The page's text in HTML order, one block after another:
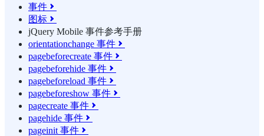
事件 
图标 
jQuery Mobile 事件参考手册
orientationchange 事件 
pagebeforecreate 事件 
pagebeforehide 事件 
pagebeforeload 事件 
pagebeforeshow 事件 
pagecreate 事件 
pagehide 事件 
pageinit 事件 